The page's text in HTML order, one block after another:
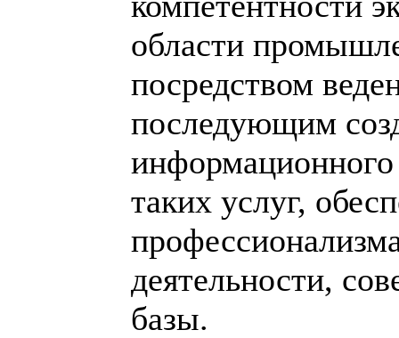
области
посредством
последующим
информационного
таких услуг,
деятельности,
базы.